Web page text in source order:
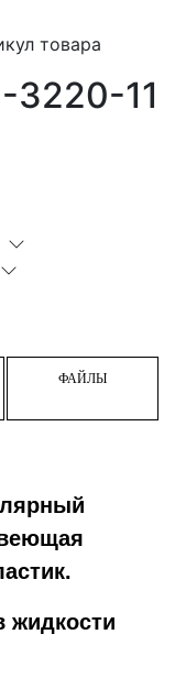
товара
3220-11
ФАЙЛЫ
жидкости